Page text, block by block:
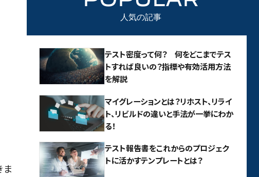
ま
人気の記事
テスト密度って何？ 何をどこまでテス
トすれば良いの？指標や有効活用方法
を解説
マイグレーションとは？リホスト、リライ
ト、リビルドの違いと手法が一挙にわか
る！
テスト報告書をこれからのプロジェク
トに活かすテンプレートとは？